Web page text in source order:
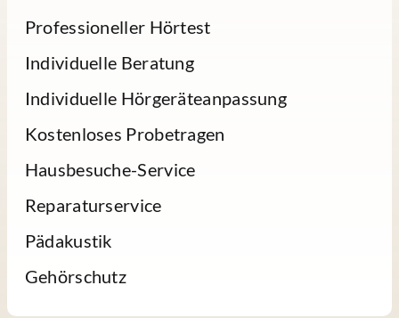
Professioneller Hörtest
Individuelle Beratung
Individuelle Hörgeräteanpassung
Kostenloses Probetragen
Hausbesuche-Service
Reparaturservice
Pädakustik
Gehörschutz